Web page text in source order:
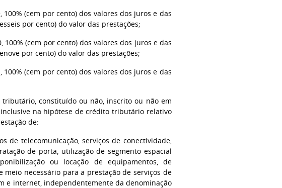
(cem por cento) dos valores dos juros e das
por cento) do valor das prestações;
(cem por cento) dos valores dos juros e das
por cento) do valor das prestações;
(cem por cento) dos valores dos juros e das
constituído ou não, inscrito ou não em
na hipótese de crédito tributário relativo
de:
de telecomunicação, serviços de conectividade,
de porta, utilização de segmento espacial
ou locação de equipamentos, de
necessário para a prestação de serviços de
e internet, independentemente da denominação